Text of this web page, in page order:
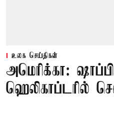
உலக செய்திகள்
அமெரிக்கா:
ஹெலிகாப்டரில்